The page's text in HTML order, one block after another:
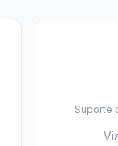
Suporte